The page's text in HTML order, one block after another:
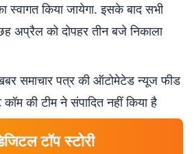
स्वागत किया जायेगा. इसके बाद सभी
को दोपहर तीन बजे निकाला
समाचार पत्र की ऑटोमेटेड न्यूज फीड
की टीम ने संपादित नहीं किया है
टॉप स्टोरी